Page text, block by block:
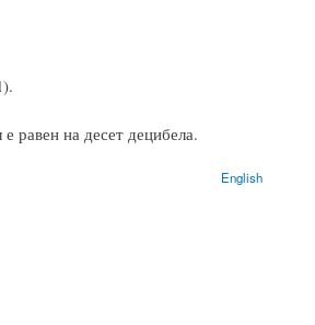
равен на десет децибела.
English